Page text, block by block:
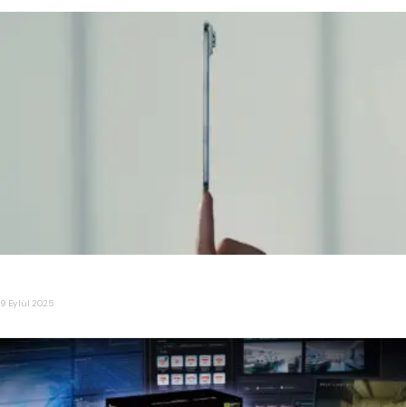
9 Eylül 2025